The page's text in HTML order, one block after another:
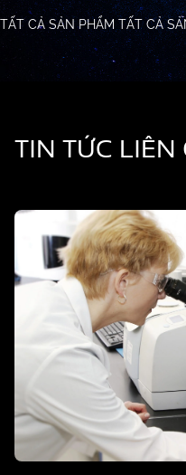
TẤT CẢ SẢN PHẨM TẤT CẢ
TIN TỨC